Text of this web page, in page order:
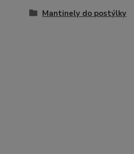
Mantinely do postýlky